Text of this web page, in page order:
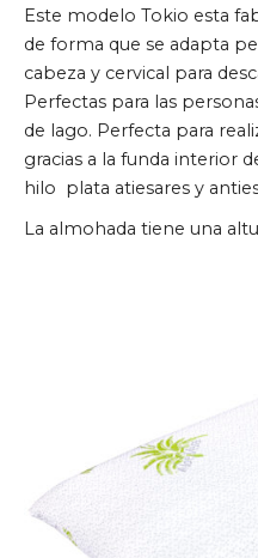
Este modelo Tokio esta
de forma que se adapta
cabeza y cervical para
Perfectas para las
de lago. Perfecta para
gracias a la funda interior
hilo plata atiesares y
La almohada tiene una